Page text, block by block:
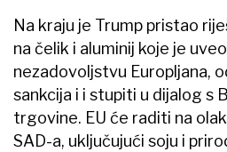
Na kraju je Trump pristao
na čelik i aluminij koje je
nezadovoljstvu Europljana,
sankcija i i stupiti u dijalog s
trgovine. EU će raditi na
SAD-a, uključujući soju i